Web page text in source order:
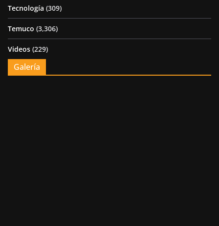
Tecnología (309)
Temuco (3,306)
Videos (229)
Galería